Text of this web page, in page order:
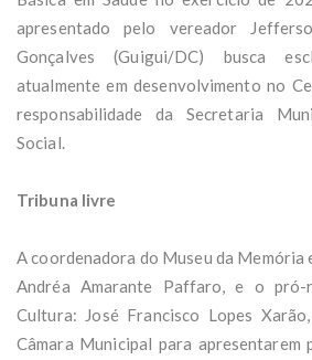
apresentado pelo vereador
Gonçalves (Guigui/DC) busca
atualmente em desenvolvimento no
responsabilidade da Secretaria
Social.
Tribuna livre
A coordenadora do Museu da Memória
Andréa Amarante Paffaro, e o
Cultura: José Francisco Lopes
Câmara Municipal para